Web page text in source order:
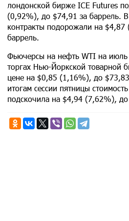
лондонской бирже ICE Futures
(0,92%), до $74,91 за баррель. В
контракты подорожали на
баррель.
Фьючерсы на нефть WTI на июль
торгах Нью-Йоркской товарной
цене на $0,85 (1,16%), до
итогам сессии пятницы
подскочила на $4,94 (7,62%),